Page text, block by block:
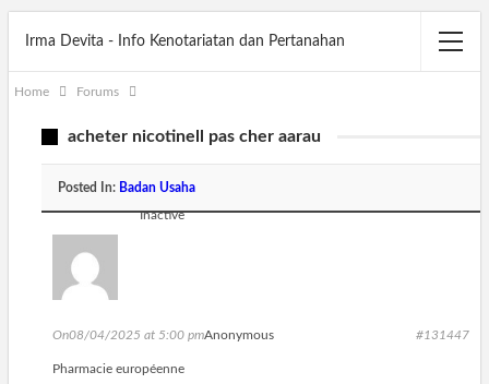
Irma Devita - Info Kenotariatan dan Pertanahan
Home Forums
acheter nicotinell pas cher aarau
Posted In: Badan Usaha
Inactive
Anonymous
On08/04/2025 at 5:00 pm #131447
Pharmacie européenne